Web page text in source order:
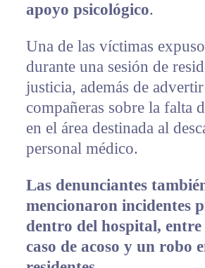
apoyo psicológico.
Una de las víctimas
durante una sesión de
justicia, además de
compañeras sobre la falta
en el área destinada al
personal médico.
Las denunciantes
mencionaron incidentes
dentro del hospital, entre
caso de acoso y un robo